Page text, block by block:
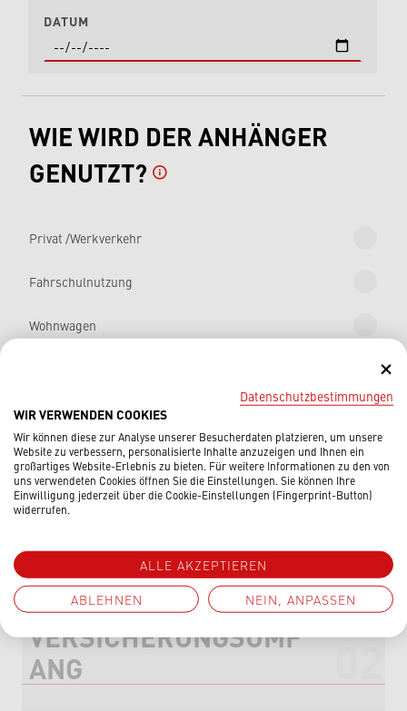
Datenschutzbestimmungen
WIR VERWENDEN COOKIES
Wir können diese zur Analyse unserer Besucherdaten platzieren, um unsere
Website zu verbessern, personalisierte Inhalte anzuzeigen und Ihnen ein
großartiges Website-Erlebnis zu bieten. Für weitere Informationen zu den von
uns verwendeten Cookies öffnen Sie die Einstellungen. Sie können Ihre
Einwilligung jederzeit über die Cookie-Einstellungen (Fingerprint-Button)
widerrufen.
ALLE AKZEPTIEREN
ABLEHNEN
NEIN, ANPASSEN
DATUM
WIE WIRD DER ANHÄNGER
GENUTZT?
Privat /Werkverkehr
Fahrschulnutzung
Wohnwagen
Wird das Fahrzeug (auch gelegentlich)
gewerblich vermietet?
VERSICHERUNGSUMF
ANG